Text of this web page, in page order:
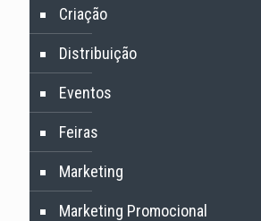
Criação
Distribuição
Eventos
Feiras
Marketing
Marketing Promocional